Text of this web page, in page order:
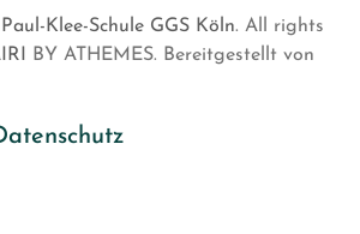
Paul-Klee-Schule GGS Köln. All rights
BY ATHEMES. Bereitgestellt von